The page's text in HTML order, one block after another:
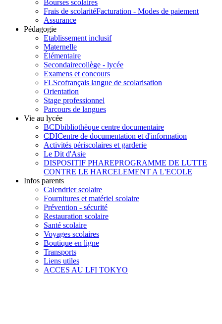
Bourses scolaires
Frais de scolaritéFacturation - Modes de paiement
Assurance
Pédagogie
Etablissement inclusif
Maternelle
Élémentaire
Secondairecollège - lycée
Examens et concours
FLScofrançais langue de scolarisation
Orientation
Stage professionnel
Parcours de langues
Vie au lycée
BCDbibliothèque centre documentaire
CDICentre de documentation et d'information
Activités périscolaires et garderie
Le Dit d'Asie
DISPOSITIF PHAREPROGRAMME DE LUTTE
CONTRE LE HARCELEMENT A L'ECOLE
Infos parents
Calendrier scolaire
Fournitures et matériel scolaire
Prévention - sécurité
Restauration scolaire
Santé scolaire
Voyages scolaires
Boutique en ligne
Transports
Liens utiles
ACCES AU LFI TOKYO